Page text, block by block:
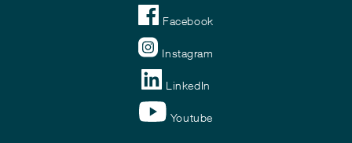
Facebook
Instagram
LinkedIn
Youtube